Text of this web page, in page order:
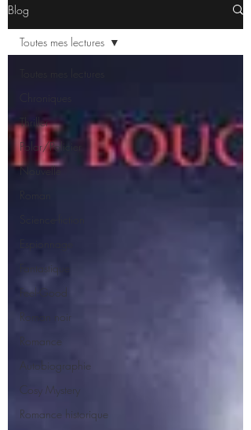
Blog
Thriller
Polar/Policier
Nouvelle
Fantastique
Feel-Good
Roman noir
Romance
Autobiographie
Cosy Mystery
Romance historique
Toutes mes lectures